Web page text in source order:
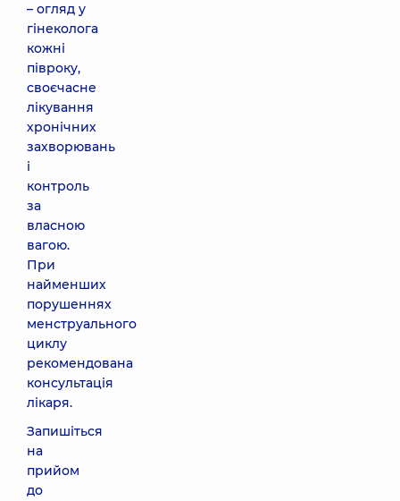
– огляд у
гінеколога
кожні
півроку,
своєчасне
лікування
хронічних
захворювань
і
контроль
за
власною
вагою.
При
найменших
порушеннях
менструального
циклу
рекомендована
консультація
лікаря.
Запишіться
на
прийом
до